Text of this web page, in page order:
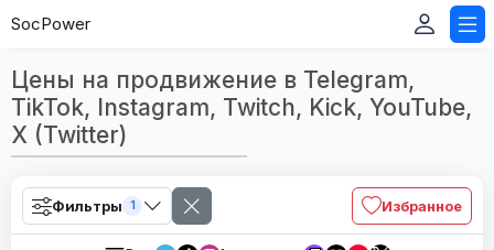
SocPower
Цены на продвижение в Telegram,
TikTok, Instagram, Twitch, Kick, YouTube,
X (Twitter)
Фильтры 1 Избранное